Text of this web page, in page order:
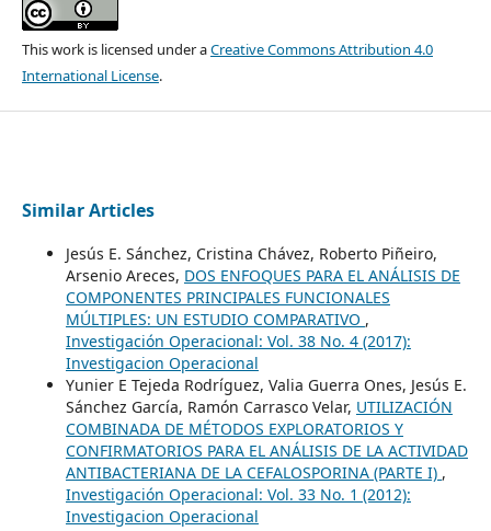
This work is licensed under aCreative Commons Attribution 4.0
International License.
Similar Articles
Jesús E. Sánchez, Cristina Chávez, Roberto Piñeiro,
Arsenio Areces, DOS ENFOQUES PARA EL ANÁLISIS DE
COMPONENTES PRINCIPALES FUNCIONALES
MÚLTIPLES: UN ESTUDIO COMPARATIVO ,
Investigación Operacional: Vol. 38 No. 4 (2017):
Investigacion Operacional
Yunier E Tejeda Rodríguez, Valia Guerra Ones, Jesús E.
Sánchez García, Ramón Carrasco Velar, UTILIZACIÓN
COMBINADA DE MÉTODOS EXPLORATORIOS Y
CONFIRMATORIOS PARA EL ANÁLISIS DE LA ACTIVIDAD
ANTIBACTERIANA DE LA CEFALOSPORINA (PARTE I) ,
Investigación Operacional: Vol. 33 No. 1 (2012):
Investigacion Operacional